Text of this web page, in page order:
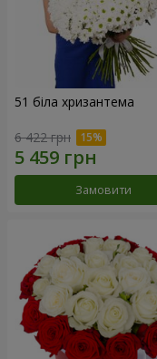
51 біла хризантема
6 422 грн
Замовити